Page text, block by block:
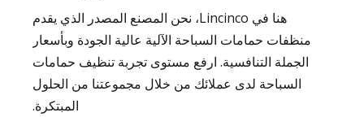
هنا في Lincinco، نحن المصنع المصدر الذي يقدم
منظفات حمامات السباحة الآلية عالية الجودة وبأسعار
الجملة التنافسية. ارفع مستوى تجربة تنظيف حمامات
السباحة لدى عملائك من خلال مجموعتنا من الحلول
المبتكرة.